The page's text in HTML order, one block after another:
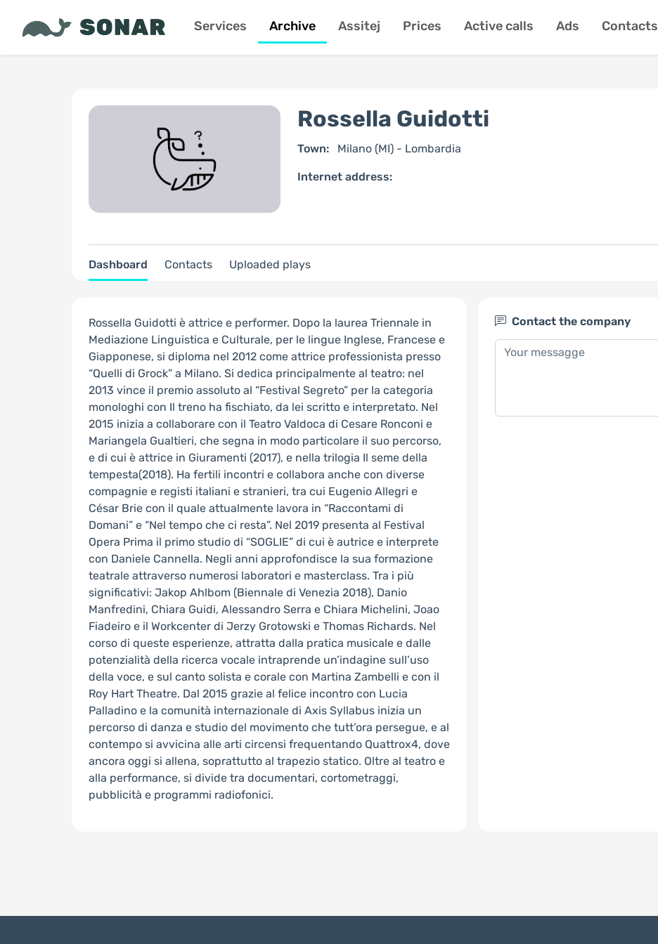
Services Archive Assitej Prices Active calls Ads Contacts
Rossella Guidotti
Town: Milano (MI) - Lombardia
Internet address:
Dashboard Contacts Uploaded plays
Rossella Guidotti è attrice e performer. Dopo la laurea Triennale in
Mediazione Linguistica e Culturale, per le lingue Inglese, Francese e
Giapponese, si diploma nel 2012 come attrice professionista presso
“Quelli di Grock” a Milano. Si dedica principalmente al teatro: nel
2013 vince il premio assoluto al “Festival Segreto” per la categoria
monologhi con Il treno ha fischiato, da lei scritto e interpretato. Nel
2015 inizia a collaborare con il Teatro Valdoca di Cesare Ronconi e
Mariangela Gualtieri, che segna in modo particolare il suo percorso,
e di cui è attrice in Giuramenti (2017), e nella trilogia Il seme della
tempesta(2018). Ha fertili incontri e collabora anche con diverse
compagnie e registi italiani e stranieri, tra cui Eugenio Allegri e
César Brie con il quale attualmente lavora in “Raccontami di
Domani” e “Nel tempo che ci resta”. Nel 2019 presenta al Festival
Opera Prima il primo studio di “SOGLIE” di cui è autrice e interprete
con Daniele Cannella. Negli anni approfondisce la sua formazione
teatrale attraverso numerosi laboratori e masterclass. Tra i più
significativi: Jakop Ahlbom (Biennale di Venezia 2018), Danio
Manfredini, Chiara Guidi, Alessandro Serra e Chiara Michelini, Joao
Fiadeiro e il Workcenter di Jerzy Grotowski e Thomas Richards. Nel
corso di queste esperienze, attratta dalla pratica musicale e dalle
potenzialità della ricerca vocale intraprende un’indagine sull’uso
della voce, e sul canto solista e corale con Martina Zambelli e con il
Roy Hart Theatre. Dal 2015 grazie al felice incontro con Lucia
Palladino e la comunità internazionale di Axis Syllabus inizia un
percorso di danza e studio del movimento che tutt’ora persegue, e al
contempo si avvicina alle arti circensi frequentando Quattrox4, dove
ancora oggi si allena, soprattutto al trapezio statico. Oltre al teatro e
alla performance, si divide tra documentari, cortometraggi,
pubblicità e programmi radiofonici.
Contact the company